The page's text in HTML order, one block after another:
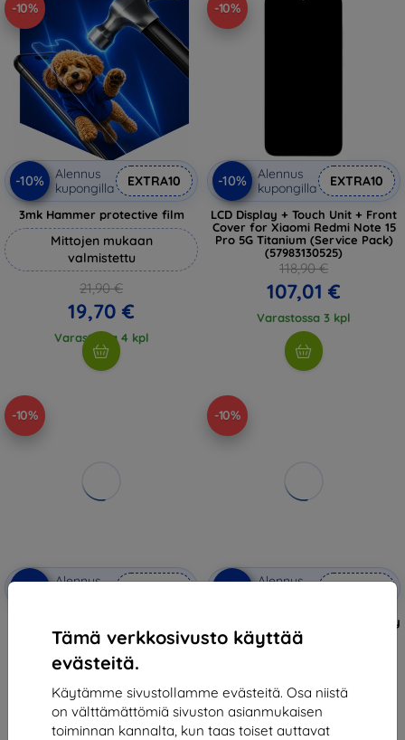
Tämä verkkosivusto käyttää
evästeitä.
Käytämme sivustollamme evästeitä. Osa niistä
on välttämättömiä sivuston asianmukaisen
toiminnan kannalta, kun taas toiset auttavat
-10%
-10%
Alennus
kupongilla
EXTRA10
3mk Hammer protective film
Mittojen mukaan
valmistettu
21,90 €
19,70 €
Varastossa 4 kpl
-10%
-10%
Alennus
kupongilla
EXTRA10
LCD Display + Touch Unit + Front
Cover for Xiaomi Redmi Note 15
Pro 5G Titanium (Service Pack)
(57983130525)
118,90 €
107,01 €
Varastossa 3 kpl
-10%
-10%
Alennus
Cover for Xiaomi Redmi Note 15
Pro 4G Black (Service Pack)
(57983130524)
103,90 €
93,51 €
Varastossa 4 kpl
-10%
-10%
Alennus
Matowa folia ochronna 3MK Silky
Matt Pro do Redmi Note 15 Pro
5G ()
13,42 €
Varastossa > 5 kpl